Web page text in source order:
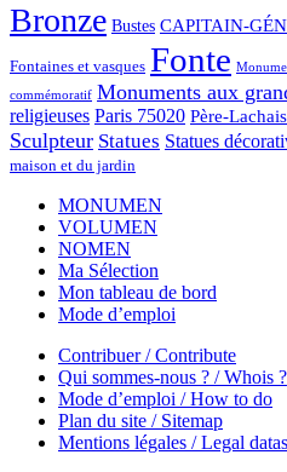
Bronze Bustes CAPITAIN-
Fontaines et vasques Fonte
commémoratif Monuments aux
religieuses Paris 75020 Père-
Sculpteur Statues Statues
maison et du jardin
MONUMEN
VOLUMEN
NOMEN
Ma Sélection
Mon tableau de bord
Mode d’emploi
Contribuer / Contribute
Qui sommes-nous ? / Whois ?
Mode d’emploi / How to do
Plan du site / Sitemap
Mentions légales / Legal datas